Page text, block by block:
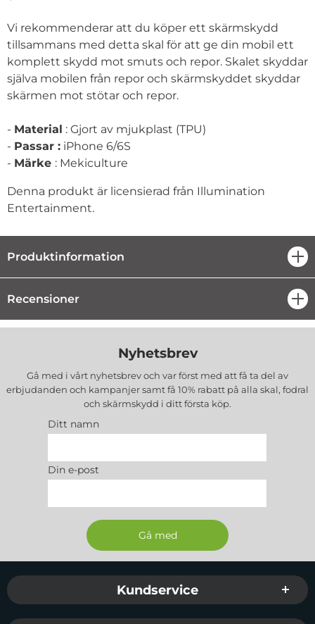
Vi rekommenderar att du köper ett skärmskydd
tillsammans med detta skal för att ge din mobil ett
komplett skydd mot smuts och repor. Skalet skyddar
själva mobilen från repor och skärmskyddet skyddar
skärmen mot stötar och repor.
- Material : Gjort av mjukplast (TPU)
- Passar : iPhone 6/6S
- Märke : Mekiculture
Denna produkt är licensierad från Illumination
Entertainment.
Produktinformation
Recensioner
Nyhetsbrev
Gå med i vårt nyhetsbrev och var först med att få ta del av
erbjudanden och kampanjer samt få 10% rabatt på alla skal, fodral
och skärmskydd i ditt första köp.
Ditt namn
Din e-post
Sidfot Blandad info och länkar
Kundservice